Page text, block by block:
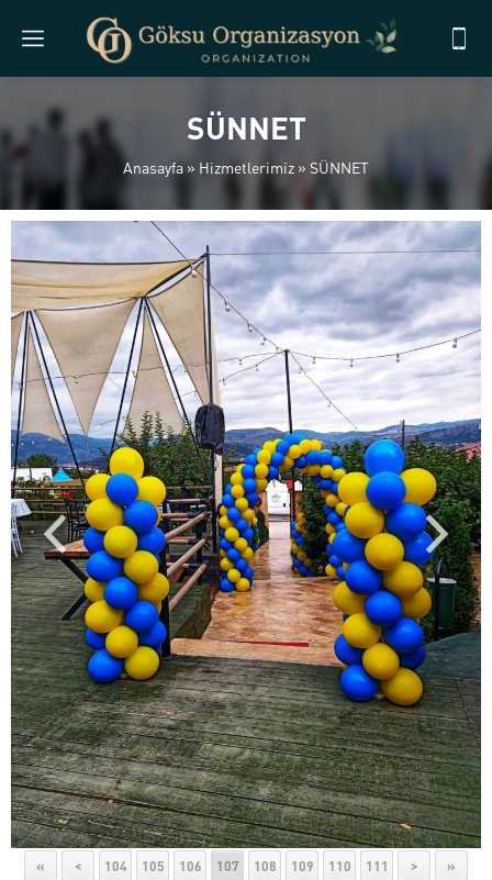
SÜNNET
Anasayfa» Hizmetlerimiz » SÜNNET
« < 104 105 106 107 108 109 110 111 > »